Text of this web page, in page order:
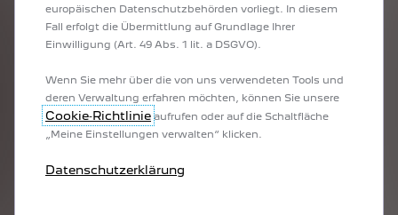
Ja. Sowohl neue als auch gebrauchte vernetzte
Fahrzeuge sind davon betroffen.
Beschwerden
europäischen Datenschutzbehörden vorliegt. In diesem
Fall erfolgt die Übermittlung auf Grundlage Ihrer
Einwilligung (Art. 49 Abs. 1 lit. a DSGVO).
Wenn Sie mehr über die von uns verwendeten Tools und
deren Verwaltung erfahren möchten, können Sie unsere
Cookie‑Richtlinie aufrufen oder auf die Schaltfläche
„Meine Einstellungen verwalten“ klicken.
Datenschutzerklärung